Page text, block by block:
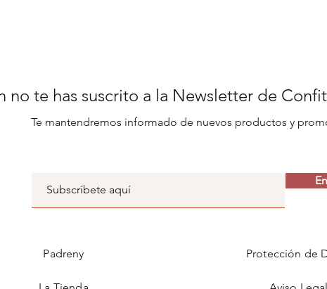
Padreny Protección de
no te has suscrito a la Newsletter de
Te mantendremos informado de nuevos productos y